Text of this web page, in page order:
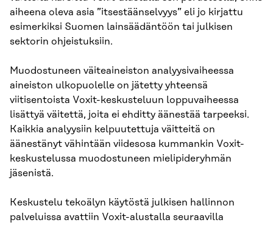
aiheena oleva asia ”itsestäänselvyys” eli jo kirjattu
esimerkiksi Suomen lainsäädäntöön tai julkisen
sektorin ohjeistuksiin.
Muodostuneen väiteaineiston analyysivaiheessa
aineiston ulkopuolelle on jätetty yhteensä
viitisentoista Voxit-keskusteluun loppuvaiheessa
lisättyä väitettä, joita ei ehditty äänestää tarpeeksi.
Kaikkia analyysiin kelpuutettuja väitteitä on
äänestänyt vähintään viidesosa kummankin Voxit-
keskustelussa muodostuneen mielipideryhmän
jäsenistä.
Keskustelu tekoälyn käytöstä julkisen hallinnon
palveluissa avattiin Voxit-alustalla seuraavilla